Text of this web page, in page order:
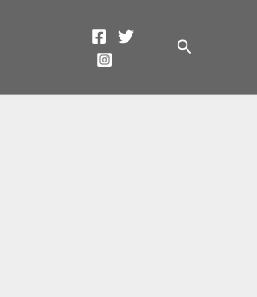
Suchen